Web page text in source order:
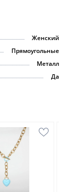
Женский
Прямоугольные
Металл
Да